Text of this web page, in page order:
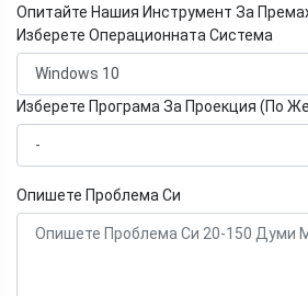
Опитайте Нашия Инструмент За
Изберете Операционната Система
Изберете Програма За Проекция (По
Опишете Проблема Си